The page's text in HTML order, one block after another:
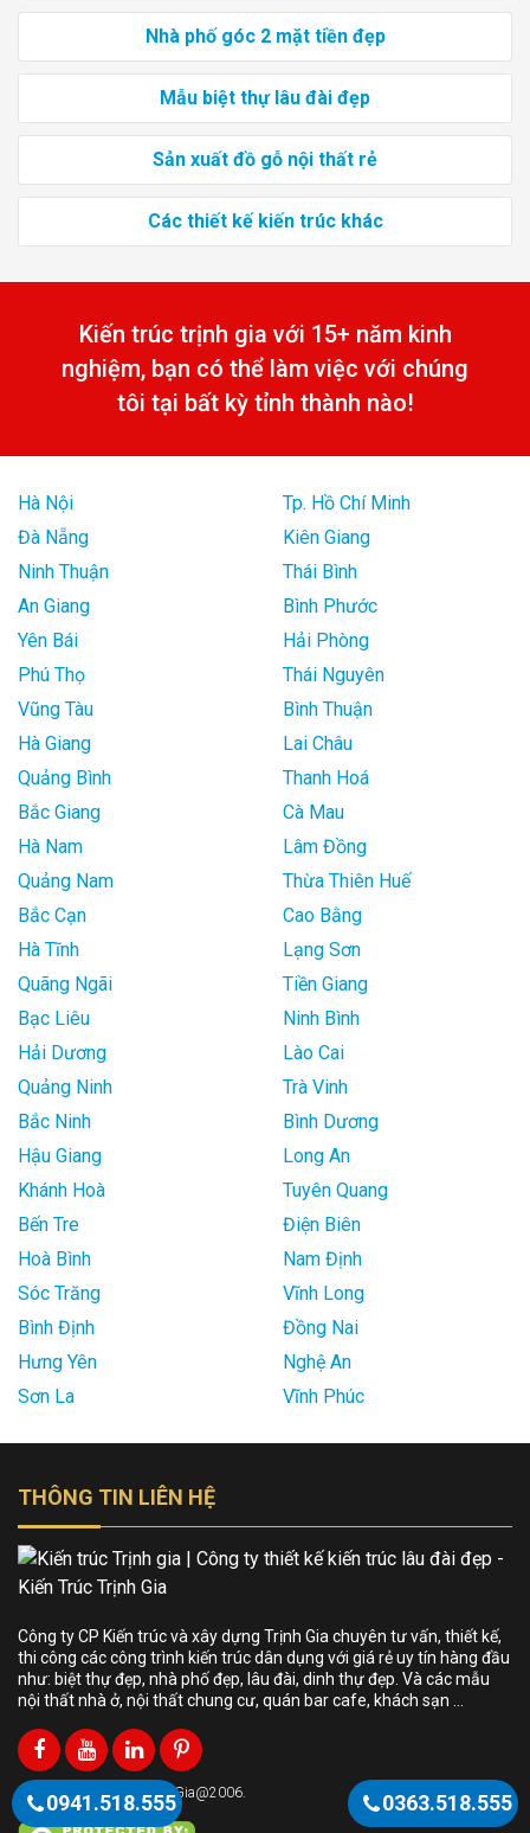
Nhà phố góc 2 mặt tiền đẹp
Mẫu biệt thự lâu đài đẹp
Sản xuất đồ gỗ nội thất rẻ
Các thiết kế kiến trúc khác
Kiến trúc trịnh gia với 15+ năm kinh
nghiệm, bạn có thể làm việc với chúng
tôi tại bất kỳ tỉnh thành nào!
Hà Nội
Tp. Hồ Chí Minh
Đà Nẵng
Kiên Giang
Ninh Thuận
Thái Bình
An Giang
Bình Phước
Yên Bái
Hải Phòng
Phú Thọ
Thái Nguyên
Vũng Tàu
Bình Thuận
Hà Giang
Lai Châu
Quảng Bình
Thanh Hoá
Bắc Giang
Cà Mau
Hà Nam
Lâm Đồng
Quảng Nam
Thừa Thiên Huế
Bắc Cạn
Cao Bằng
Hà Tĩnh
Lạng Sơn
Quãng Ngãi
Tiền Giang
Bạc Liêu
Ninh Bình
Hải Dương
Lào Cai
Quảng Ninh
Trà Vinh
Bắc Ninh
Bình Dương
Hậu Giang
Long An
Khánh Hoà
Tuyên Quang
Bến Tre
Điện Biên
Hoà Bình
Nam Định
Sóc Trăng
Vĩnh Long
Bình Định
Đồng Nai
Hưng Yên
Nghệ An
Sơn La
Vĩnh Phúc
THÔNG TIN LIÊN HỆ
Công ty CP Kiến trúc và xây dựng Trịnh Gia chuyên tư vấn, thiết kế,
thi công các công trình kiến trúc dân dụng với giá rẻ uy tín hàng đầu
như: biệt thự đẹp, nhà phố đẹp, lâu đài, dinh thự đẹp. Và các mẫu
nội thất nhà ở, nội thất chung cư, quán bar cafe, khách sạn …
Bản quyền KientrucTrinhGia@2006.
0941.518.555 0363.518.555